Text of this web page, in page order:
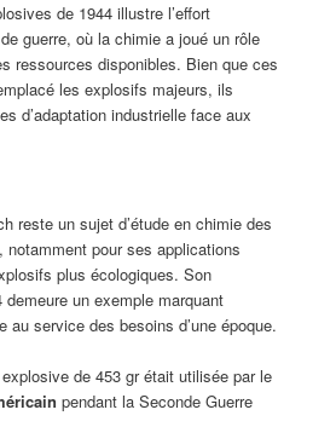
de 1944 illustre l’effort
guerre, où la chimie a joué un rôle
ressources disponibles. Bien que ces
les explosifs majeurs, ils
d’adaptation industrielle face aux
reste un sujet d’étude en chimie des
notamment pour ses applications
plus écologiques. Son
un exemple marquant
au service des besoins d’une époque.
de 453 gr était utilisée par le
pendant la Seconde Guerre